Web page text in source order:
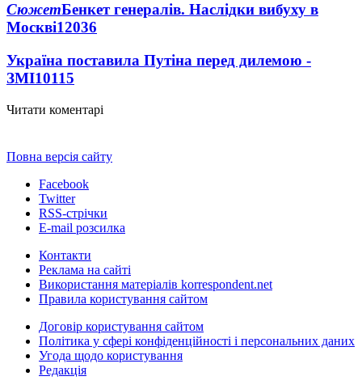
СюжетБенкет генералів. Наслідки вибуху в
Москві12036
Україна поставила Путіна перед дилемою -
ЗМІ10115
Читати коментарі
Повна версія сайту
Facebook
Twitter
RSS-стрічки
E-mail розсилка
Контакти
Реклама на сайті
Використання матеріалів korrespondent.net
Правила користування сайтом
Договір користування сайтом
Політика у сфері конфіденційності і персональних даних
Угода щодо користування
Редакція